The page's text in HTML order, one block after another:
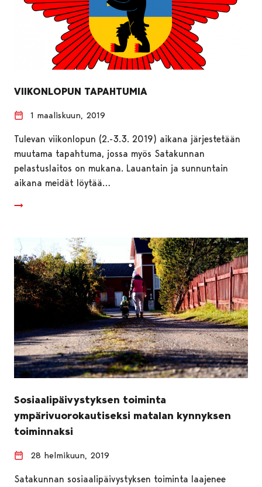
VIIKONLOPUN TAPAHTUMIA
1 maaliskuun, 2019
Tulevan viikonlopun (2.-3.3. 2019) aikana järjestetään
muutama tapahtuma, jossa myös Satakunnan
pelastuslaitos on mukana. Lauantain ja sunnuntain
aikana meidät löytää…
Sosiaalipäivystyksen toiminta
ympärivuorokautiseksi matalan kynnyksen
toiminnaksi
28 helmikuun, 2019
Satakunnan sosiaalipäivystyksen toiminta laajenee